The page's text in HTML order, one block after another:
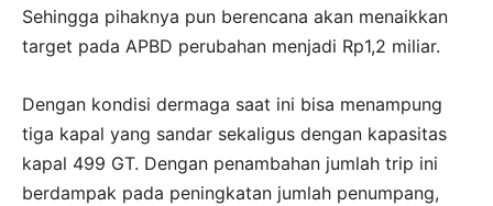
Sehingga pihaknya pun berencana akan menaikkan
target pada APBD perubahan menjadi Rp1,2 miliar.
Dengan kondisi dermaga saat ini bisa menampung
tiga kapal yang sandar sekaligus dengan kapasitas
kapal 499 GT. Dengan penambahan jumlah trip ini
berdampak pada peningkatan jumlah penumpang,